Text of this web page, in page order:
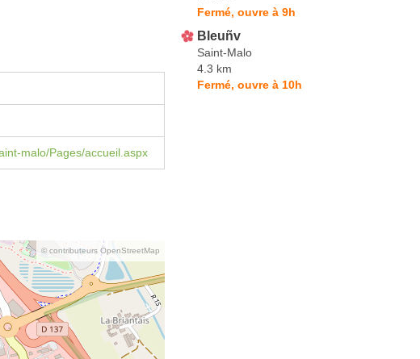
malo/Pages/accueil.aspx
© contributeurs OpenStreetMap
Fermé, ouvre à 9h
Bleuñv
Saint-Malo
4.3 km
Fermé, ouvre à 10h